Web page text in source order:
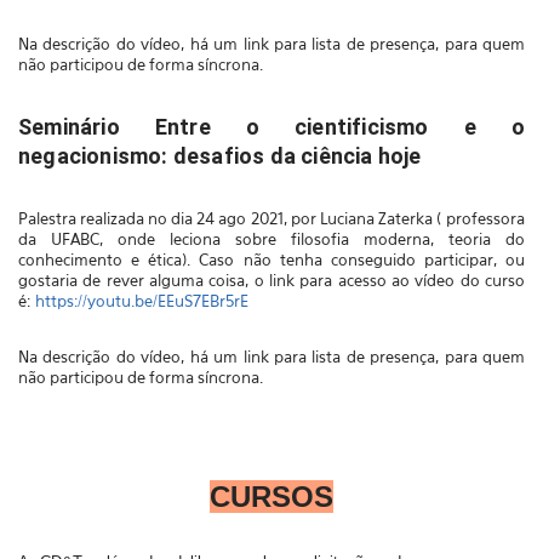
Na descrição do vídeo, há um link para lista de presença, para quem
não participou de forma síncrona.
Seminário Entre o cientificismo e o
negacionismo: desafios da ciência hoje
Palestra realizada no dia 24 ago 2021, por Luciana Zaterka ( professora
da UFABC, onde leciona sobre filosofia moderna, teoria do
conhecimento e ética). Caso não tenha conseguido participar, ou
gostaria de rever alguma coisa, o link para acesso ao vídeo do curso
é: https://youtu.be/EEuS7EBr5rE
Na descrição do vídeo, há um link para lista de presença, para quem
não participou de forma síncrona.
CURSOS